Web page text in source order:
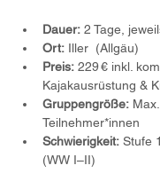
Dauer: 2 Tage,
Ort: Iller  (Allgäu)
Preis: 229 € inkl.
Kajakausrüstung &
Gruppengröße:
Teilnehmer*innen
Schwierigkeit: Stufe
(WW I–II)